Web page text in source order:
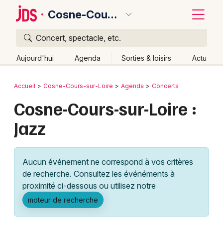
Cosne-Cours-sur-Loire
Concert, spectacle, etc.
Aujourd'hui Agenda Sorties & loisirs Actu
Publier un événement
Grands événements
Activité & Expérience
Manifestations
Foires & salons
Bordeaux
Colmar
Lille
Lyon
Marseille
Mulhouse
Retour
Accueil Cosne-Cours-sur-Loire Agenda Concerts
Cosne-Cours-sur-Loire :
Jazz
Aucun événement ne correspond à vos critères
de recherche. Consultez les événéments à
proximité ci-dessous ou utilisez notre
moteur de recherche
Quoi ?
Où ?
Bourgogne
Partout Près de moi Changer de lieu
Quand ?
Aujourd'hui
Demain Ce week-end Autre